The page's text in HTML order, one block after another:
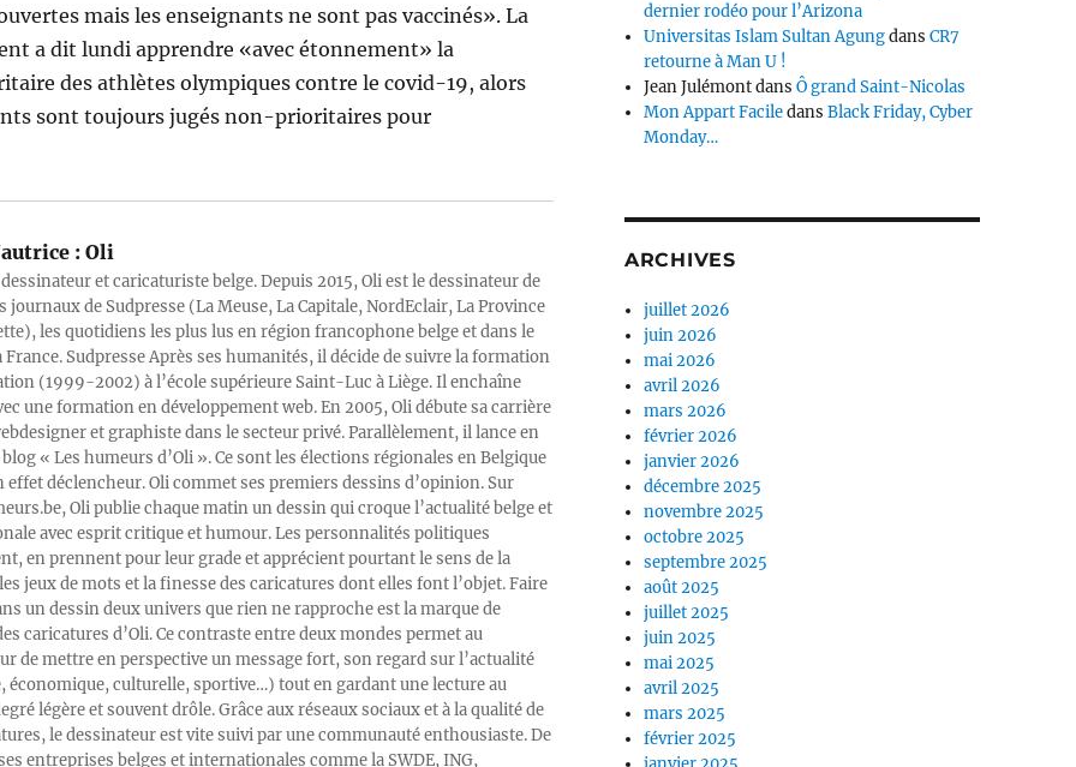
mais les enseignants ne sont pas vaccinés». La
a dit lundi apprendre «avec étonnement» la
des athlètes olympiques contre le covid-19, alors
sont toujours jugés non-prioritaires pour
:Oli
et caricaturiste belge. Depuis 2015, Oli est le dessinateur de
journaux de Sudpresse (La Meuse, La Capitale, NordEclair, La Province
les quotidiens les plus lus en région francophone belge et dans le
France. Sudpresse Après ses humanités, il décide de suivre la formation
(1999-2002) à l’école supérieure Saint-Luc à Liège. Il enchaîne
une formation en développement web. En 2005, Oli débute sa carrière
et graphiste dans le secteur privé. Parallèlement, il lance en
« Les humeurs d’Oli ». Ce sont les élections régionales en Belgique
effet déclencheur. Oli commet ses premiers dessins d’opinion. Sur
Oli publie chaque matin un dessin qui croque l’actualité belge et
avec esprit critique et humour. Les personnalités politiques
en prennent pour leur grade et apprécient pourtant le sens de la
jeux de mots et la finesse des caricatures dont elles font l’objet. Faire
un dessin deux univers que rien ne rapproche est la marque de
caricatures d’Oli. Ce contraste entre deux mondes permet au
de mettre en perspective un message fort, son regard sur l’actualité
économique, culturelle, sportive…) tout en gardant une lecture au
légère et souvent drôle. Grâce aux réseaux sociaux et à la qualité de
le dessinateur est vite suivi par une communauté enthousiaste. De
entreprises belges et internationales comme la SWDE, ING,
dernier rodéo pour l’Arizona
Universitas Islam Sultan AgungdansCR7
retourne à Man U !
Jean JulémontdansÔ grand Saint-Nicolas
Mon Appart FaciledansBlack Friday, Cyber
Monday…
ARCHIVES
juillet 2026
juin 2026
mai 2026
avril 2026
mars 2026
février 2026
janvier 2026
décembre 2025
novembre 2025
octobre 2025
septembre 2025
août 2025
juillet 2025
juin 2025
mai 2025
avril 2025
mars 2025
février 2025